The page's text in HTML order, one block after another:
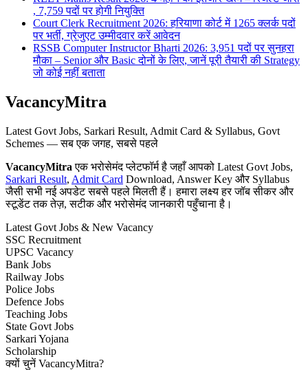
, 7,759 पदों पर होगी नियुक्ति
Court Clerk Recruitment 2026: हरियाणा कोर्ट में 1265 क्लर्क पदों
पर भर्ती, ग्रेजुएट उम्मीदवार करें आवेदन
RSSB Computer Instructor Bharti 2026: 3,951 पदों पर सुनहरा
मौका – Senior और Basic दोनों के लिए, जानें पूरी तैयारी की Strategy
जो कोई नहीं बताता
VacancyMitra
Latest Govt Jobs, Sarkari Result, Admit Card & Syllabus, Govt
Schemes — सब एक जगह, सबसे पहले
VacancyMitra एक भरोसेमंद प्लेटफॉर्म है जहाँ आपको Latest Govt Jobs,
Sarkari Result, Admit Card Download, Answer Key और Syllabus
जैसी सभी नई अपडेट सबसे पहले मिलती हैं। हमारा लक्ष्य हर जॉब सीकर और
स्टूडेंट तक तेज़, सटीक और भरोसेमंद जानकारी पहुँचाना है।
Latest Govt Jobs & New Vacancy
SSC Recruitment
UPSC Vacancy
Bank Jobs
Railway Jobs
Police Jobs
Defence Jobs
Teaching Jobs
State Govt Jobs
Sarkari Yojana
Scholarship
क्यों चुनें VacancyMitra?